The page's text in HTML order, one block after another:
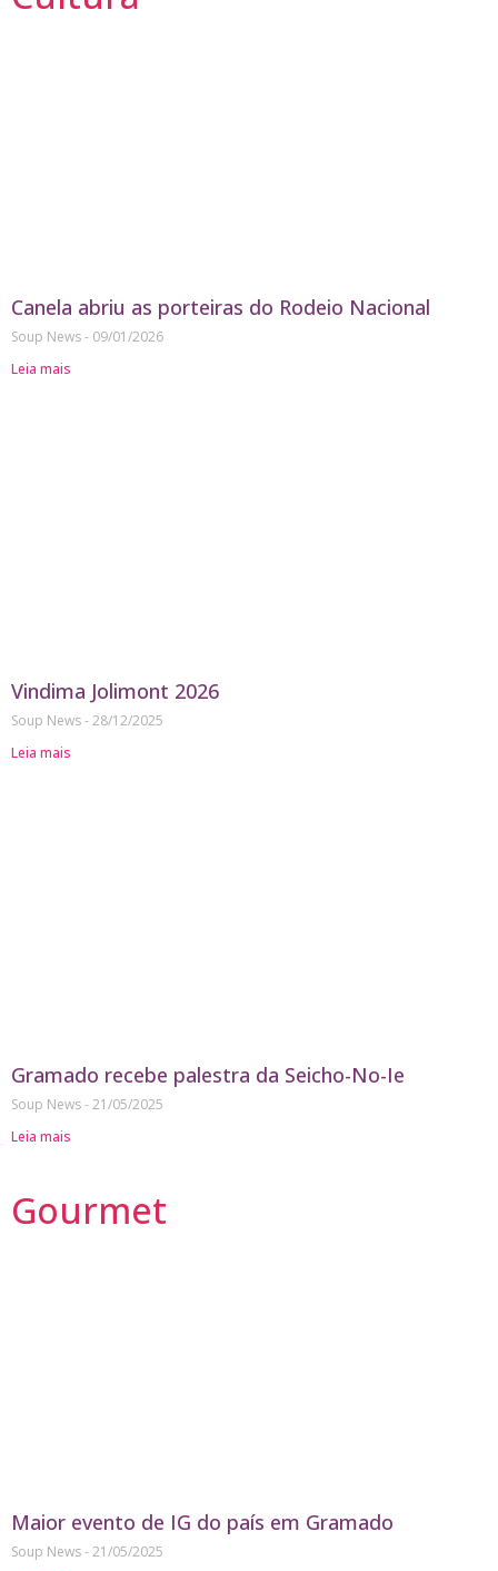
Canela abriu as porteiras do Rodeio Nacional
Soup News
09/01/2026
Leia mais
Vindima Jolimont 2026
Soup News 28/12/2025
Leia mais
Gramado recebe palestra da Seicho-No-Ie
Soup News 21/05/2025
Leia mais
Gourmet
Maior evento de IG do país em Gramado
Soup News 21/05/2025